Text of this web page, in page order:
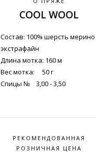
COOL WOOL
Состав: 100% шерсть мерино
экстрафайн
Длина мотка: 160 м
Вес мотка: 50 г
Спицы № 3,00 - 3,50
РЕКОМЕНДОВАННАЯ
РОЗНИЧНАЯ ЦЕНА